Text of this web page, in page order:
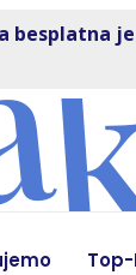
besplatna